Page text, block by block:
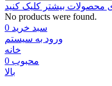
No products were found.
سبد خرید 0
ورود به سیستم
خانه
محبوب 0
بالا